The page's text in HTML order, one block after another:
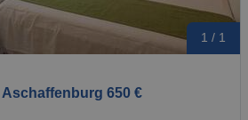
1 / 1
650 €